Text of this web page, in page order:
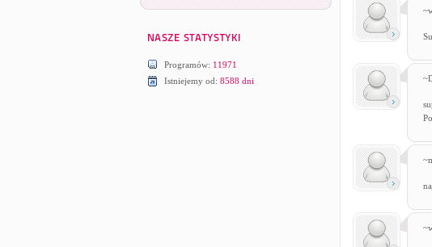
Programów: 11971
Istniejemy od: 8588 dni